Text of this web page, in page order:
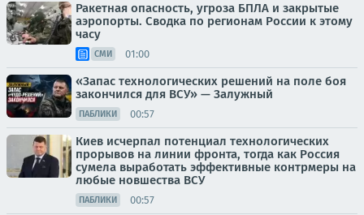
Ракетная опасность, угроза БПЛА и закрытые
аэропорты. Сводка по регионам России к этому
часу
СМИ 01:00
«Запас технологических решений на поле боя
закончился для ВСУ» — Залужный
ПАБЛИКИ 00:57
Киев исчерпал потенциал технологических
прорывов на линии фронта, тогда как Россия
сумела выработать эффективные контрмеры на
любые новшества ВСУ
ПАБЛИКИ 00:57